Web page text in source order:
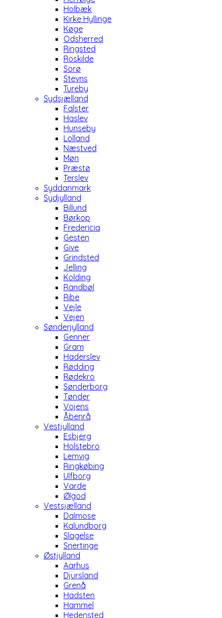
Holbæk
Kirke Hyllinge
Køge
Odsherred
Ringsted
Roskilde
Sorø
Stevns
Tureby
Sydsjælland
Falster
Haslev
Hunseby
Lolland
Næstved
Møn
Præstø
Terslev
Syddanmark
Sydjylland
Billund
Børkop
Fredericia
Gesten
Give
Grindsted
Jelling
Kolding
Randbøl
Ribe
Vejle
Vejen
Sønderjylland
Genner
Gram
Haderslev
Rødding
Rødekro
Sønderborg
Tønder
Vojens
Åbenrå
Vestjylland
Esbjerg
Holstebro
Lemvig
Ringkøbing
Ulfborg
Varde
Ølgod
Vestsjælland
Dalmose
Kalundborg
Slagelse
Snertinge
Østjylland
Aarhus
Djursland
Grenå
Hadsten
Hammel
Hedensted